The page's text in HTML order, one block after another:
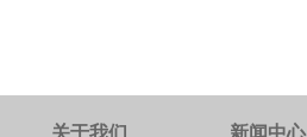
关于我们 新闻中心